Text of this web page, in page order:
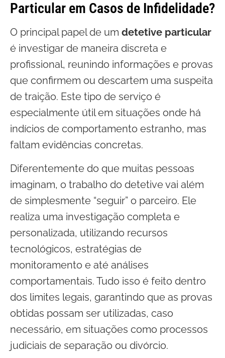
Particular em Casos de Infidelidade?
O principal papel de um detetive particular
é investigar de maneira discreta e
profissional, reunindo informações e provas
que confirmem ou descartem uma suspeita
de traição. Este tipo de serviço é
especialmente útil em situações onde há
indícios de comportamento estranho, mas
faltam evidências concretas.
Diferentemente do que muitas pessoas
imaginam, o trabalho do detetive vai além
de simplesmente “seguir” o parceiro. Ele
realiza uma investigação completa e
personalizada, utilizando recursos
tecnológicos, estratégias de
monitoramento e até análises
comportamentais. Tudo isso é feito dentro
dos limites legais, garantindo que as provas
obtidas possam ser utilizadas, caso
necessário, em situações como processos
judiciais de separação ou divórcio.